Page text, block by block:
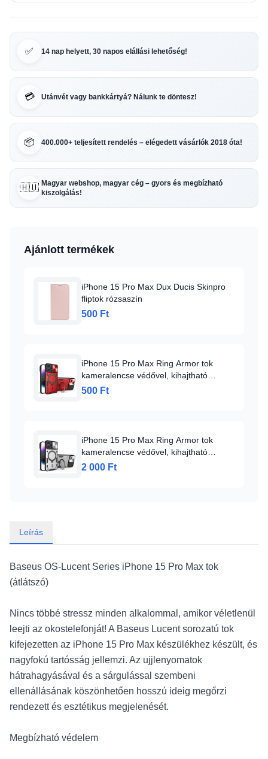
✅ 14 nap helyett, 30 napos elállási lehetőség!
💳 Utánvét vagy bankkártyá? Nálunk te döntesz!
📦 400.000+ teljesített rendelés – elégedett vásárlók 2018 óta!
🇭🇺 Magyar webshop, magyar cég – gyors és megbízható
kiszolgálás!
Ajánlott termékek
iPhone 15 Pro Max Dux Ducis Skinpro
fliptok rózsaszín
500 Ft
iPhone 15 Pro Max Ring Armor tok
kameralencse védővel, kihajtható
támasszal, piros Alphajack
500 Ft
iPhone 15 Pro Max Ring Armor tok
kameralencse védővel, kihajtható
támasszal, ezüst Alphajack
2 000 Ft
Leírás
Baseus OS-Lucent Series iPhone 15 Pro Max tok
(átlátszó)
Nincs többé stressz minden alkalommal, amikor véletlenül
leejti az okostelefonját! A Baseus Lucent sorozatú tok
kifejezetten az iPhone 15 Pro Max készülékhez készült, és
nagyfokú tartósság jellemzi. Az ujjlenyomatok
hátrahagyásával és a sárgulással szembeni
ellenállásának köszönhetően hosszú ideig megőrzi
rendezett és esztétikus megjelenését.
Megbízható védelem